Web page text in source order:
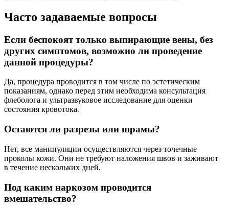
Часто задаваемые вопросы
Если беспокоят только выпирающие вены, без
других симптомов, возможно ли проведение
данной процедуры?
Да, процедура проводится в том числе по эстетическим
показаниям, однако перед этим необходима консультация
флеболога и ультразвуковое исследование для оценки
состояния кровотока.
Остаются ли разрезы или шрамы?
Нет, все манипуляции осуществляются через точечные
проколы кожи. Они не требуют наложения швов и заживают
в течение нескольких дней.
Под каким наркозом проводится
вмешательство?